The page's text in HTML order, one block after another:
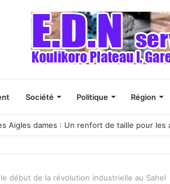
Société Politique Région
et réaffirme son partenariat
début de la révolution industrielle au Sahel